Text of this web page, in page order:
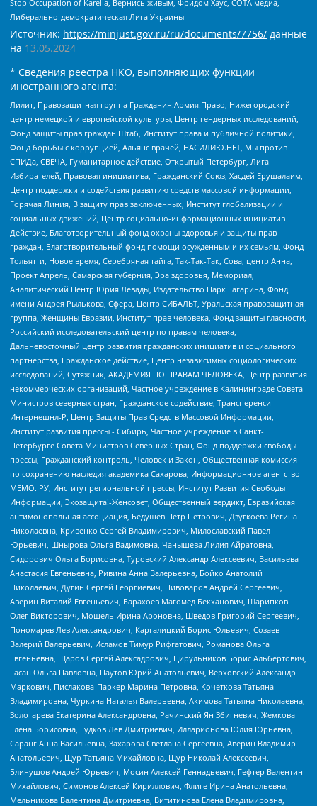
Stop Occupation of Karelia, Вернись живым, Фридом Хаус, СОТА медиа,
Либерально-демократическая Лига Украины
Источник: https://minjust.gov.ru/ru/documents/7756/ данные
на 13.05.2024
* Сведения реестра НКО, выполняющих функции
иностранного агента:
Лилит, Правозащитная группа Гражданин.Армия.Право, Нижегородский
центр немецкой и европейской культуры, Центр гендерных исследований,
Фонд защиты прав граждан Штаб, Институт права и публичной политики,
Фонд борьбы с коррупцией, Альянс врачей, НАСИЛИЮ.НЕТ, Мы против
СПИДа, СВЕЧА, Гуманитарное действие, Открытый Петербург, Лига
Избирателей, Правовая инициатива, Гражданский Союз, Хасдей Ерушалаим,
Центр поддержки и содействия развитию средств массовой информации,
Горячая Линия, В защиту прав заключенных, Институт глобализации и
социальных движений, Центр социально-информационных инициатив
Действие, Благотворительный фонд охраны здоровья и защиты прав
граждан, Благотворительный фонд помощи осужденным и их семьям, Фонд
Тольятти, Новое время, Серебряная тайга, Так-Так-Так, Сова, центр Анна,
Проект Апрель, Самарская губерния, Эра здоровья, Мемориал,
Аналитический Центр Юрия Левады, Издательство Парк Гагарина, Фонд
имени Андрея Рылькова, Сфера, Центр СИБАЛЬТ, Уральская правозащитная
группа, Женщины Евразии, Институт прав человека, Фонд защиты гласности,
Российский исследовательский центр по правам человека,
Дальневосточный центр развития гражданских инициатив и социального
партнерства, Гражданское действие, Центр независимых социологических
исследований, Сутяжник, АКАДЕМИЯ ПО ПРАВАМ ЧЕЛОВЕКА, Центр развития
некоммерческих организаций, Частное учреждение в Калининграде Совета
Министров северных стран, Гражданское содействие, Трансперенси
Интернешнл-Р, Центр Защиты Прав Средств Массовой Информации,
Институт развития прессы - Сибирь, Частное учреждение в Санкт-
Петербурге Совета Министров Северных Стран, Фонд поддержки свободы
прессы, Гражданский контроль, Человек и Закон, Общественная комиссия
по сохранению наследия академика Сахарова, Информационное агентство
МЕМО. РУ, Институт региональной прессы, Институт Развития Свободы
Информации, Экозащита!-Женсовет, Общественный вердикт, Евразийская
антимонопольная ассоциация, Бедушев Петр Петрович, Дзугкоева Регина
Николаевна, Кривенко Сергей Владимирович, Милославский Павел
Юрьевич, Шнырова Ольга Вадимовна, Чанышева Лилия Айратовна,
Сидорович Ольга Борисовна, Туровский Александр Алексеевич, Васильева
Анастасия Евгеньевна, Ривина Анна Валерьевна, Бойко Анатолий
Николаевич, Дугин Сергей Георгиевич, Пивоваров Андрей Сергеевич,
Аверин Виталий Евгеньевич, Барахоев Магомед Бекханович, Шарипков
Олег Викторович, Мошель Ирина Ароновна, Шведов Григорий Сергеевич,
Пономарев Лев Александрович, Каргалицкий Борис Юльевич, Созаев
Валерий Валерьевич, Исламов Тимур Рифгатович, Романова Ольга
Евгеньевна, Щаров Сергей Алексадрович, Цирульников Борис Альбертович,
Гасан Ольга Павловна, Паутов Юрий Анатольевич, Верховский Александр
Маркович, Пислакова-Паркер Марина Петровна, Кочеткова Татьяна
Владимировна, Чуркина Наталья Валерьевна, Акимова Татьяна Николаевна,
Золотарева Екатерина Александровна, Рачинский Ян Збигневич, Жемкова
Елена Борисовна, Гудков Лев Дмитриевич, Илларионова Юлия Юрьевна,
Саранг Анна Васильевна, Захарова Светлана Сергеевна, Аверин Владимир
Анатольевич, Щур Татьяна Михайловна, Щур Николай Алексеевич,
Блинушов Андрей Юрьевич, Мосин Алексей Геннадьевич, Гефтер Валентин
Михайлович, Симонов Алексей Кириллович, Флиге Ирина Анатольевна,
Мельникова Валентина Дмитриевна, Вититинова Елена Владимировна,